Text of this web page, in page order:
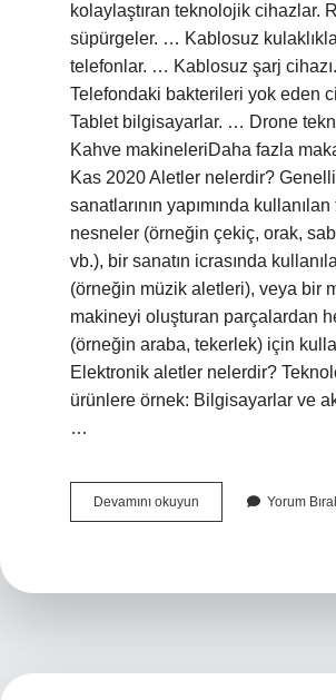
kolaylaştıran teknolojik cihazlar.
süpürgeler. … Kablosuz
telefonlar. … Kablosuz şarj
Telefondaki bakterileri yok eden
Tablet bilgisayarlar. … Drone
Kahve makineleriDaha fazla
Kas 2020 Aletler nelerdir?
sanatlarının yapımında kullanılan
nesneler (örneğin çekiç, orak,
vb.), bir sanatın icrasında
(örneğin müzik aletleri), veya bir
makineyi oluşturan parçalardan
(örneğin araba, tekerlek) için
Elektronik aletler nelerdir?
ürünlere örnek: Bilgisayarlar ve
…
Devamını okuyun Evimizdeki
Aletler
Yorum